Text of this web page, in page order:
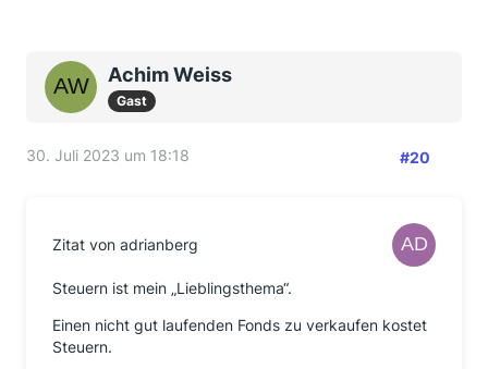
Achim Weiss
Gast
30. Juli 2023 um 18:18 #20
Zitat von adrianberg
Steuern ist mein „Lieblingsthema“.
Einen nicht gut laufenden Fonds zu verkaufen kostet
Steuern.